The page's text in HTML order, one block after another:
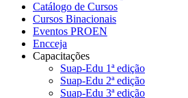
Catálogo de Cursos
Cursos Binacionais
Eventos PROEN
Encceja
Capacitações
Suap-Edu 1ª edição
Suap-Edu 2ª edição
Suap-Edu 3ª edição